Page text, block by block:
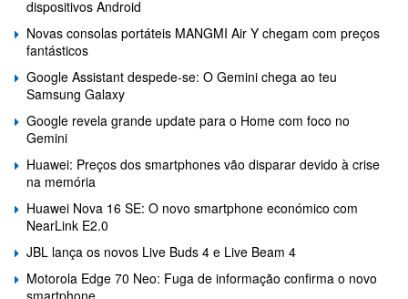
dispositivos Android
Novas consolas portáteis MANGMI Air Y chegam com preços
fantásticos
Google Assistant despede-se: O Gemini chega ao teu
Samsung Galaxy
Google revela grande update para o Home com foco no
Gemini
Huawei: Preços dos smartphones vão disparar devido à crise
na memória
Huawei Nova 16 SE: O novo smartphone económico com
NearLink E2.0
JBL lança os novos Live Buds 4 e Live Beam 4
Motorola Edge 70 Neo: Fuga de informação confirma o novo
smartphone